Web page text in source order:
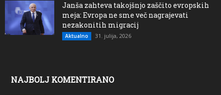
Janša zahteva takojšnjo zaščito evropskih
meja: Evropa ne sme več nagrajevati
nezakonitih migracij
Aktualno 31. julija, 2026
NAJBOLJ KOMENTIRANO